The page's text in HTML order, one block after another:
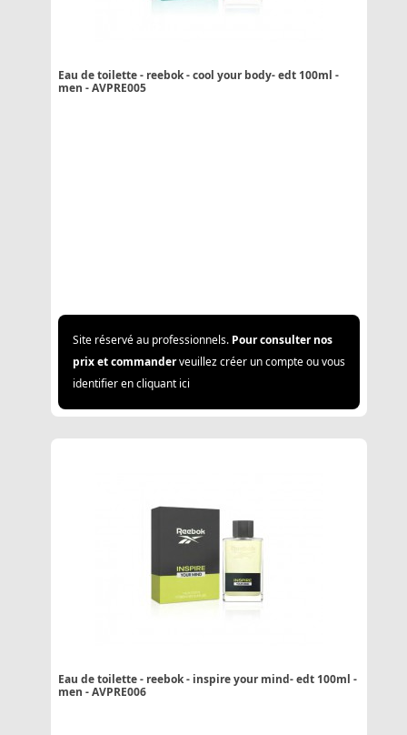
Eau de toilette - reebok - cool your body- edt 100ml -
men - AVPRE005
Site réservé au professionnels. Pour consulter nos
prix et commanderveuillez créer un compte ou vous
identifier en cliquant ici
Eau de toilette - reebok - inspire your mind- edt 100ml -
men - AVPRE006